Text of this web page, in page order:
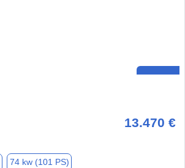
13.470 €
74 kw (101 PS)